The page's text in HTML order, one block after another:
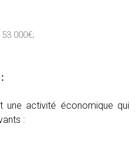
000€;
une activité économique qui
: